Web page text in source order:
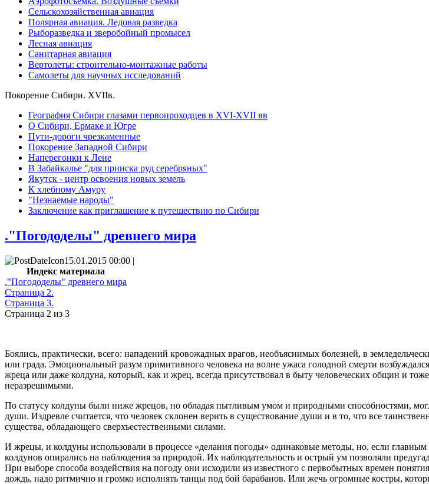
Сельскохозяйственная авиация
Полярная авиация. Ледовая разведка
Рыборазведка и зверобойный промысел
Лесная авиация
Санитарная авиация
Вертолеты: строительно-монтажные работы
Самолеты для научных исследований
Покорение Сибири. XVIIв.
География Сибири глазами первопроходцев в XVI-XVII вв
О Сибири, Ермаке и Югре
Пути-дороги чрезкаменные
Покорение Западной Сибири
Наперегонки к Лене
В Забайкалье "для прииска руд серебряных"
Якутск - центр освоения новых земель
К хлебному Амуру
"Незнаемые народы"
Заключение как приглашение к путешествию по Сибири
."Погододелы" древнего мира
15.01.2015 00:00 |
Индекс материала
."Погододелы" древнего мира
Страница 2.
Страница 3.
Страница 2 из 3
Боялись, практически, всего: нападений кровожадных врагов, необъяснимых болезней, в
или града. Эмоциональный разум примитивного человека на волне ужаса голодной смерти
жреца или даже колдуна, который, как и жрец, всегда присутствовал в быту человеческих общин и
неразрешимыми.
По статусу колдуны были ниже жрецов, но обладая пытливым умом и природными способностями,
души. Издревле считается, что человек склонен верить в существование души и в то, что все
существа, обладающего сверхъестественными силами.
И жрецы, и колдуны использовали в процессе «делания погоды» одинаковые методы, но, если
колдунов опирались на наблюдения за природой. Их наблюдательность и острый ум позволяли
При выборе способа воздействия на погоду они исходили из известного с первобытных времен
дождь, надо ритмично и громко исполнять танцы под бой барабанов. Или жечь огромные костры,